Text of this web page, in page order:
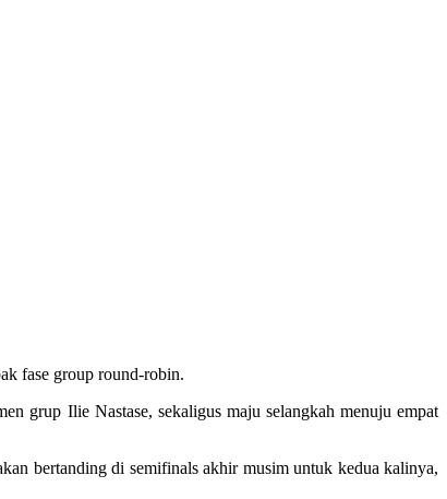
fase group round-robin.
grup Ilie Nastase, sekaligus maju selangkah menuju empat
bertanding di semifinals akhir musim untuk kedua kalinya,